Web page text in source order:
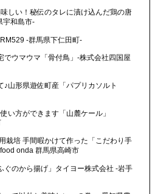
しい！秘伝のタレに漬け込んだ鶏の唐
宇和島市-
-群馬県下仁田町-
でウマウマ「骨付鳥」-株式会社四国屋
山形県遊佐町産「パプリカソルト
い方ができます「山麓ケール」
栽培 手間暇かけて作った「こだわり手
onda 群馬県高崎市
ぐのから揚げ」タイヨー株式会社 -岩手